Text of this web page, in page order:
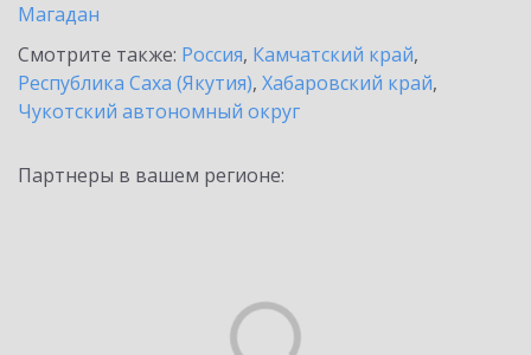
Магадан
Смотрите также: Россия, Камчатский край,
Республика Саха (Якутия), Хабаровский край,
Чукотский автономный округ
Партнеры в вашем регионе: